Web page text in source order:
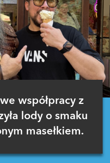
współpracy z
lody o smaku
masełkiem.